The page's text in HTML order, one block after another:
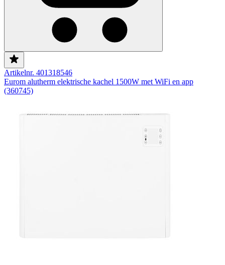
Artikelnr. 401318546
Eurom alutherm elektrische kachel 1500W met WiFi en app
(360745)